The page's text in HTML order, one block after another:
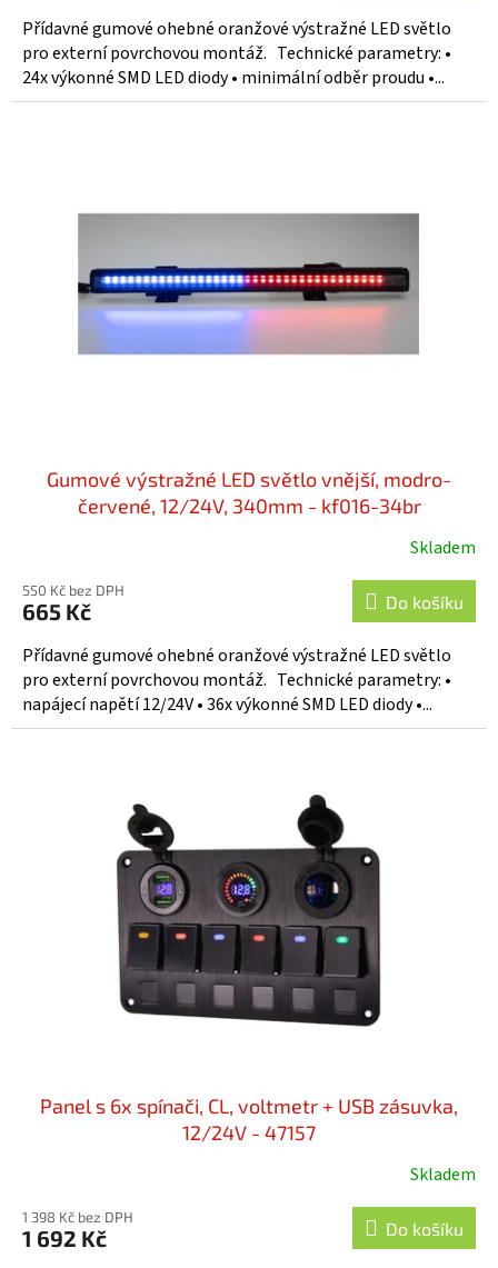
Přídavné gumové ohebné oranžové výstražné LED světlo
pro externí povrchovou montáž. Technické parametry: •
24x výkonné SMD LED diody • minimální odběr proudu •...
Gumové výstražné LED světlo vnější, modro-
červené, 12/24V, 340mm - kf016-34br
Skladem
550 Kč bez DPH
665 Kč Do košíku
Přídavné gumové ohebné oranžové výstražné LED světlo
pro externí povrchovou montáž. Technické parametry: •
napájecí napětí 12/24V • 36x výkonné SMD LED diody •...
Panel s 6x spínači, CL, voltmetr + USB zásuvka,
12/24V - 47157
Skladem
1 398 Kč bez DPH
1 692 Kč Do košíku